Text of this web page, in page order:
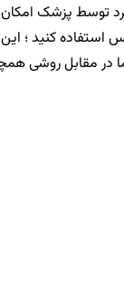
توسط پزشک
استفاده کنید ؛
در مقابل روشی